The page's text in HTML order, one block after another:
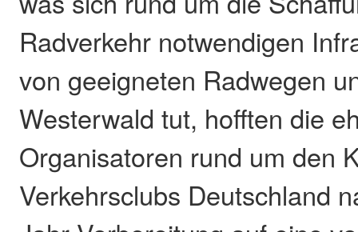
Radverkehr notwendigen
von geeigneten Radwegen
Westerwald tut, hofften die
Organisatoren rund um den
Verkehrsclubs Deutschland